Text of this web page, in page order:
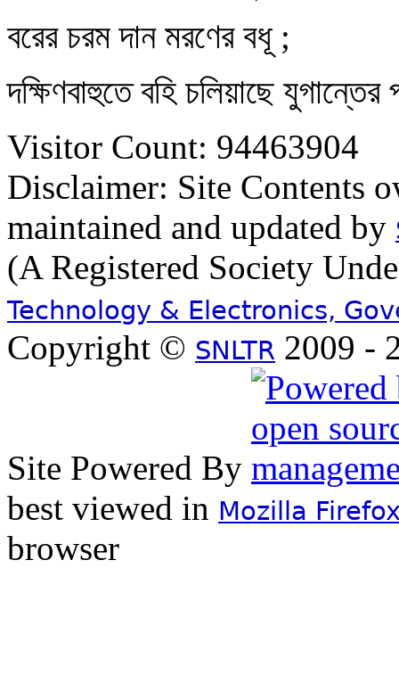
বরের চরম দান মরণের বধূ ;
দক্ষিণবাহুতে বহি চলিয়াছে যুগান্তের
Visitor Count: 94463904
Disclaimer: Site Contents
maintained and updated by
(A Registered Society
Technology & Electronics,
Copyright © SNLTR 2009 -
Site Powered By
best viewed in Mozilla
browser